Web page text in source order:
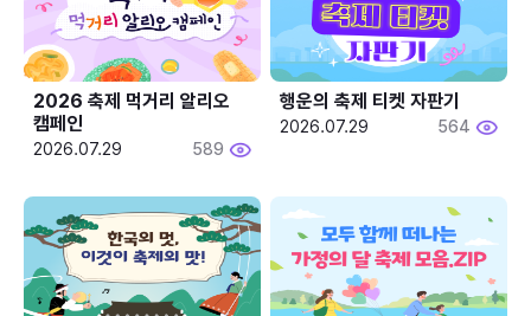
2026 축제 먹거리 알리오
캠페인
2026.07.29 589
행운의 축제 티켓 자판기
2026.07.29 564